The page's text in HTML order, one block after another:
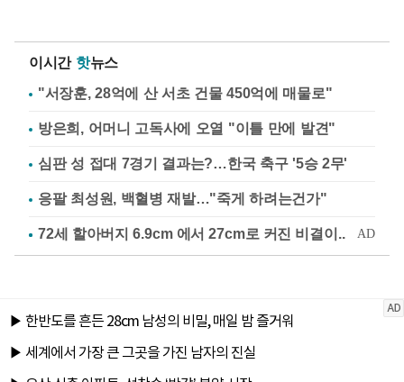
이시간 핫뉴스
"서장훈, 28억에 산 서초 건물 450억에 매물로"
방은희, 어머니 고독사에 오열 "이틀 만에 발견"
심판 성 접대 7경기 결과는?…한국 축구 '5승 2무'
응팔 최성원, 백혈병 재발…"죽게 하려는건가"